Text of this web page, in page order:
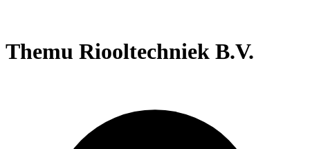
Themu Riooltechniek B.V.